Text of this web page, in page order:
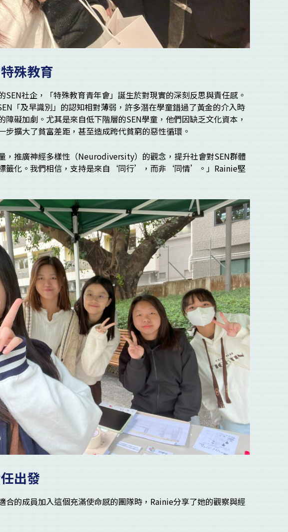
殊教育
SEN社企，「特殊教育青年會」誕生於對現實的深刻反思與責任感。
「及早識別」的認知相對薄弱，許多潛在學童錯過了黃金的介入時
障礙加劇。尤其是來自低下階層的SEN學童，他們因缺乏文化資本，
步擴大了貧富差距，甚至造成跨代貧窮的惡性循環。
，推廣神經多樣性（Neurodiversity）的觀念，提升社會對SEN群體
籤化。我們相信，支持是來自‘同行’，而非‘同情’。」Rainie堅
出發
合的成員加入這個充滿使命感的團隊時，Rainie分享了她的觀察與經